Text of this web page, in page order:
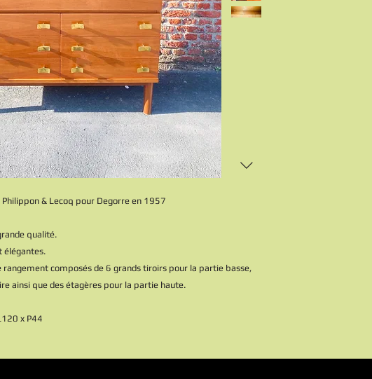
& Lecoq pour Degorre en 1957
qualité.
élégantes.
rangement composés de 6 grands tiroirs pour la partie basse,
ainsi que des étagères pour la partie haute.
x P44